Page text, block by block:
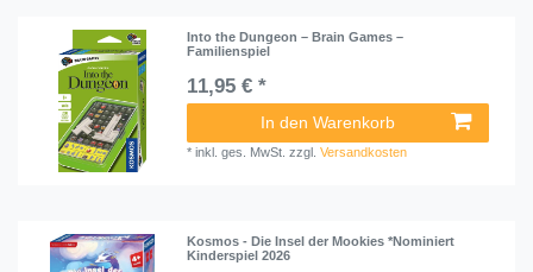
Into the Dungeon – Brain Games –
Familienspiel
11,95 € *
In den Warenkorb
*inkl. ges. MwSt. zzgl.Versandkosten
Kosmos - Die Insel der Mookies *Nominiert
Kinderspiel 2026